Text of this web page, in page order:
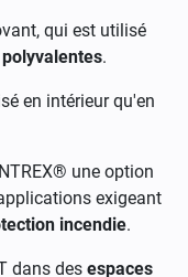
qui est utilisé
.
en intérieur qu'en
une option
exigeant
incendie.
dans des espaces